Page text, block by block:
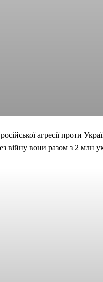
агресії проти
війну вони разом з 2 млн